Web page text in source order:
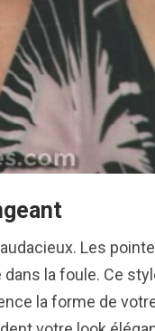
Les
la foule. Ce
la forme de